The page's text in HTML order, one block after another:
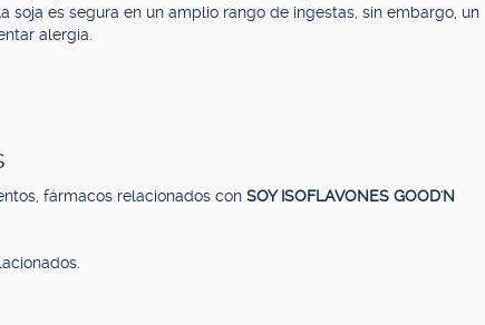
soja es segura en un amplio rango de ingestas, sin embargo, un
alergia.
fármacos relacionados con SOY ISOFLAVONES GOOD'N